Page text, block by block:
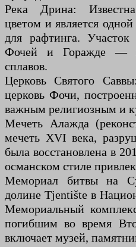
Река Дрина:
цветом и является
для рафтинга.
Фочей и Горажде —
сплавов.
Церковь Святого
церковь Фочи,
важным религиозным и
Мечеть Алажда
мечеть XVI века,
была восстановлена в
османском стиле
Мемориал битвы на
долине Tjentište в
Мемориальный
погибшим во время
включает музей,